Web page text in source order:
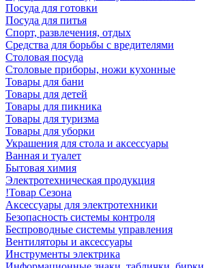
Посуда для готовки
Посуда для питья
Спорт, развлечения, отдых
Средства для борьбы с вредителями
Столовая посуда
Столовые приборы, ножи кухонные
Товары для бани
Товары для детей
Товары для пикника
Товары для туризма
Товары для уборки
Украшения для стола и аксессуары
Ванная и туалет
Бытовая химия
Электротехническая продукция
!Товар Сезона
Аксессуары для электротехники
Безопасность системы контроля
Беспроводные системы управления
Вентиляторы и аксессуары
Инструменты электрика